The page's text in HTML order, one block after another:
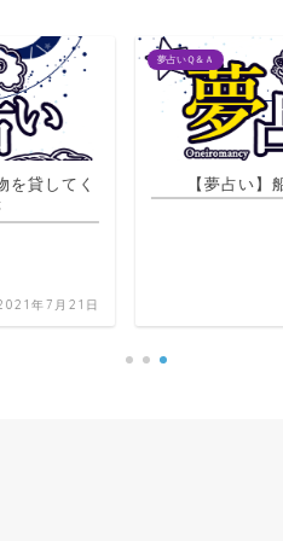
夢占いＱ＆Ａ
【夢占い】船が沈む夢